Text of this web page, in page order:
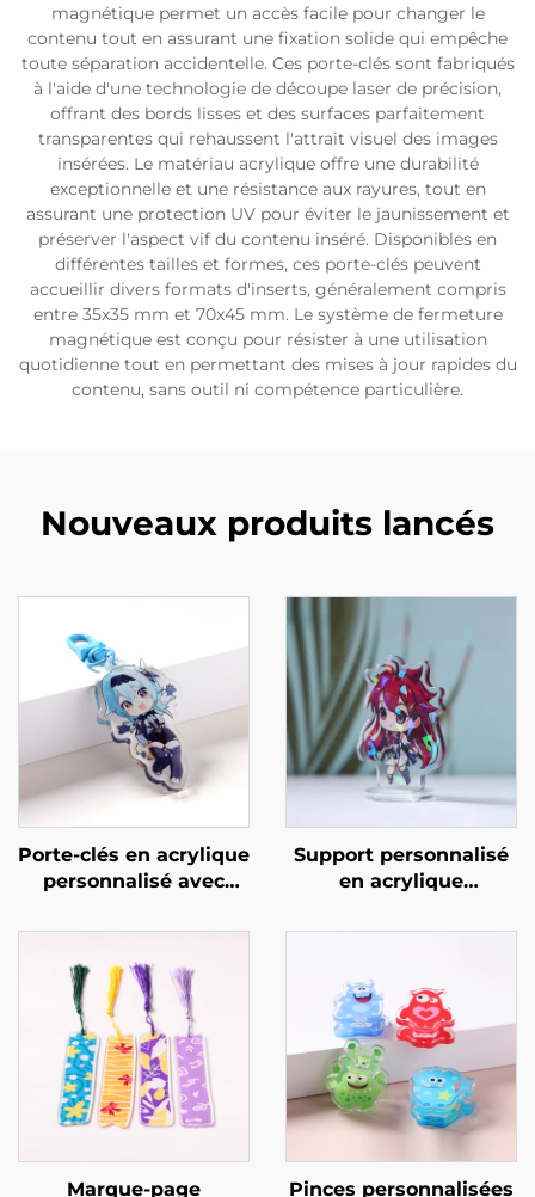
magnétique permet un accès facile pour changer le
contenu tout en assurant une fixation solide qui empêche
toute séparation accidentelle. Ces porte-clés sont fabriqués
à l'aide d'une technologie de découpe laser de précision,
offrant des bords lisses et des surfaces parfaitement
transparentes qui rehaussent l'attrait visuel des images
insérées. Le matériau acrylique offre une durabilité
exceptionnelle et une résistance aux rayures, tout en
assurant une protection UV pour éviter le jaunissement et
préserver l'aspect vif du contenu inséré. Disponibles en
différentes tailles et formes, ces porte-clés peuvent
accueillir divers formats d'inserts, généralement compris
entre 35x35 mm et 70x45 mm. Le système de fermeture
magnétique est conçu pour résister à une utilisation
quotidienne tout en permettant des mises à jour rapides du
contenu, sans outil ni compétence particulière.
Nouveaux produits lancés
Porte-clés en acrylique
personnalisé avec
Support personnalisé
en acrylique
Marque-page
Pinces personnalisées